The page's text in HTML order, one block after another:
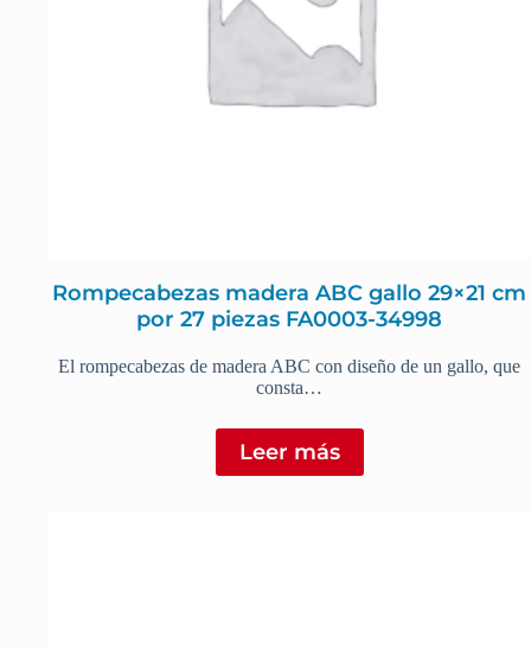
Rompecabezas madera ABC gallo 29×21 cm
por 27 piezas FA0003-34998
El rompecabezas de madera ABC con diseño de un gallo, que
consta…
Leer más